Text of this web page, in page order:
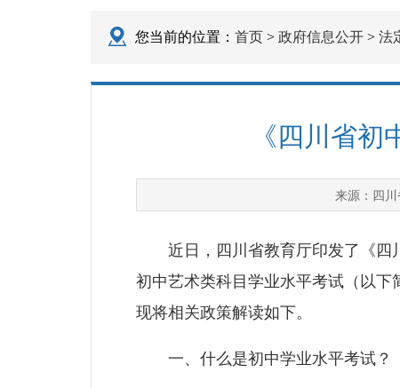
您当前的位置： 首页 > 政府信息公开 > 法
《四川省
来源： 四
近日，四川省教育厅印发了《四
初中艺术类科目学业水平考试（以下
现将相关政策解读如下。
一、什么是初中学业水平考试？